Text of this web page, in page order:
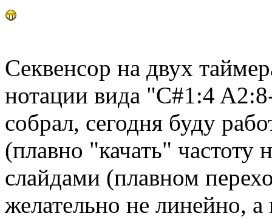
Секвенсор на двух
нотации вида "C#1:4
собрал, сегодня буду
(плавно "качать" частоту
слайдами (плавном
желательно не линейно, а